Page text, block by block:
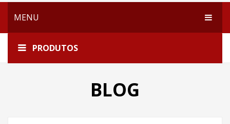
MENU
HOME
EMPRESA
PRODUTOS
Home LG-002
BLOG